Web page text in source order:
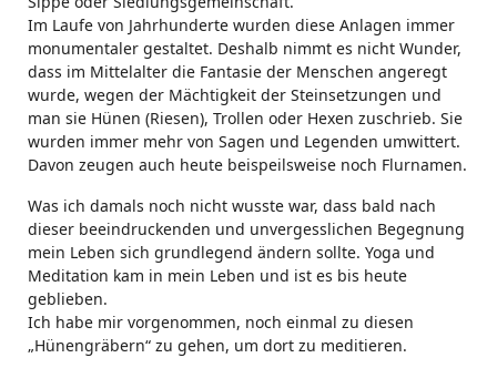
Im Laufe von Jahrhunderte wurden diese Anlagen immer
monumentaler gestaltet. Deshalb nimmt es nicht Wunder,
dass im Mittelalter die Fantasie der Menschen angeregt
wurde, wegen der Mächtigkeit der Steinsetzungen und
man sie Hünen (Riesen), Trollen oder Hexen zuschrieb. Sie
wurden immer mehr von Sagen und Legenden umwittert.
Davon zeugen auch heute beispeilsweise noch Flurnamen.
Was ich damals noch nicht wusste war, dass bald nach
dieser beeindruckenden und unvergesslichen Begegnung
mein Leben sich grundlegend ändern sollte. Yoga und
Meditation kam in mein Leben und ist es bis heute
geblieben.
Ich habe mir vorgenommen, noch einmal zu diesen
„Hünengräbern“ zu gehen, um dort zu meditieren.